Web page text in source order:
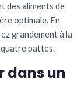
des aliments de
optimale. En
grandement à la
pattes.
dans un